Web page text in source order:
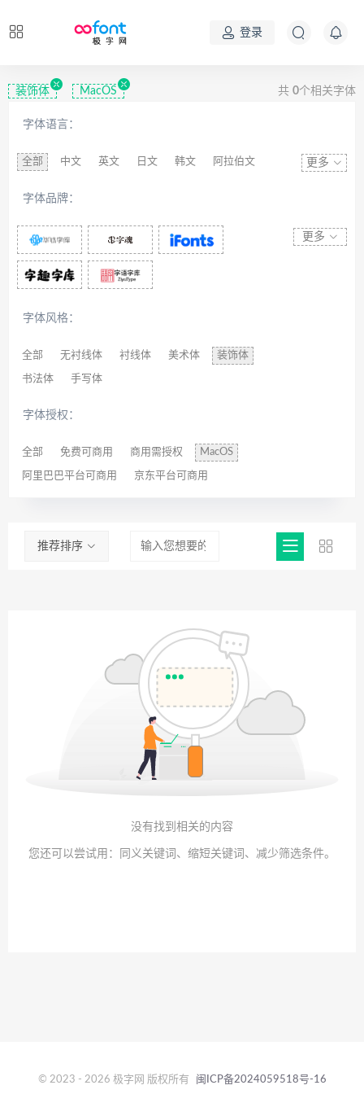
登录
装饰体 MacOS 共 0个相关字体
字体语言：
全部 中文 英文 日文 韩文 阿拉伯文
拉丁文 八思巴文
更多
字体品牌：
更多
字体风格：
全部 无衬线体 衬线体 美术体 装饰体
书法体 手写体
字体授权：
全部 免费可商用 商用需授权 MacOS
阿里巴巴平台可商用 京东平台可商用
推荐排序
没有找到相关的内容
您还可以尝试用：同义关键词、缩短关键词、减少筛选条件。
© 2023 - 2026 极字网 版权所有 闽ICP备2024059518号-16